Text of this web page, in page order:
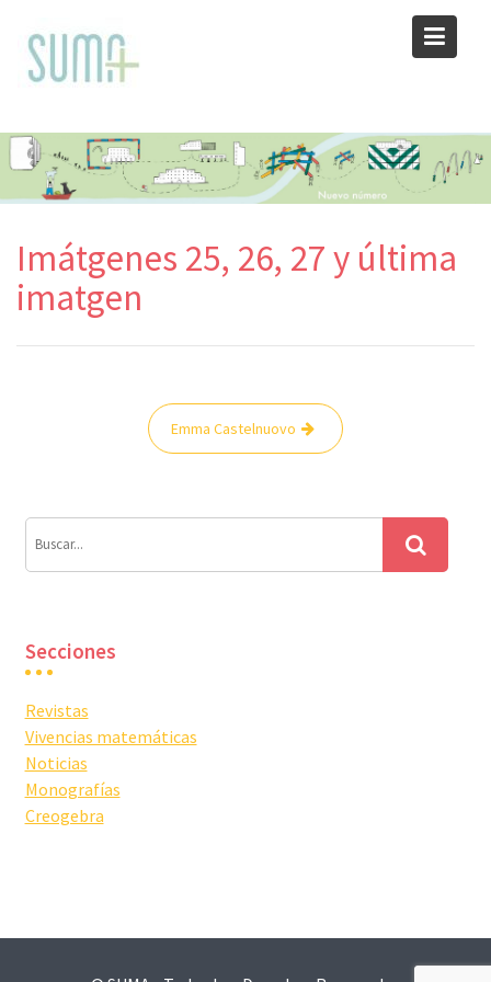
content
Imátgenes 25, 26, 27 y última
imatgen
Navegación
Emma Castelnuovo
Secciones
Revistas
Vivencias matemáticas
Noticias
Monografías
Creogebra